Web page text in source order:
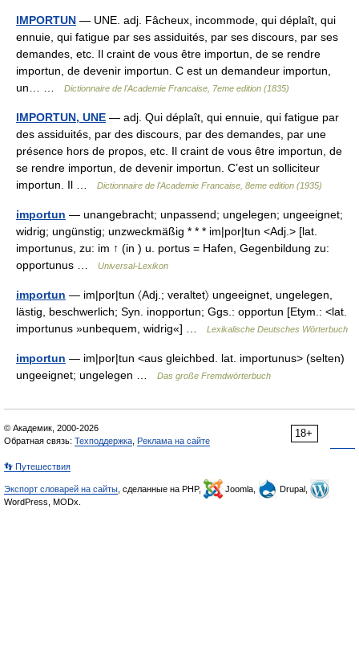
IMPORTUN — UNE. adj. Fâcheux, incommode, qui déplaît, qui
ennuie, qui fatigue par ses assiduités, par ses discours, par ses
demandes, etc. Il craint de vous être importun, de se rendre
importun, de devenir importun. C est un demandeur importun,
un… …
Dictionnaire de l'Academie Francaise, 7eme edition (1835)
IMPORTUN, UNE — adj. Qui déplaît, qui ennuie, qui fatigue par
des assiduités, par des discours, par des demandes, par une
présence hors de propos, etc. Il craint de vous être importun, de
se rendre importun, de devenir importun. C’est un solliciteur
importun. Il …
Dictionnaire de l'Academie Francaise, 8eme edition (1935)
importun — unangebracht; unpassend; ungelegen; ungeeignet;
widrig; ungünstig; unzweckmäßig * * * im|por|tun <Adj.> [lat.
importunus, zu: im ↑ (in ) u. portus = Hafen, Gegenbildung zu:
opportunus …
Universal-Lexikon
importun — im|por|tun 〈Adj.; veraltet〉 ungeeignet, ungelegen,
lästig, beschwerlich; Syn. inopportun; Ggs.: opportun [Etym.: <lat.
importunus »unbequem, widrig«] …
Lexikalische Deutsches Wörterbuch
importun — im|por|tun <aus gleichbed. lat. importunus> (selten)
ungeeignet; ungelegen …
Das große Fremdwörterbuch
18+
© Академик, 2000-2026
Обратная связь: Техподдержка Реклама на сайте
👣 Путешествия
Экспорт словарей на сайты , сделанные на PHP, Joomla,
Drupal,
WordPress, MODx.